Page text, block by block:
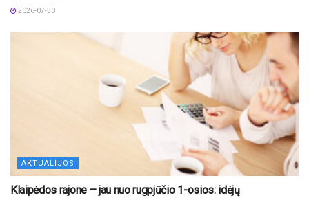
2026-07-30
AKTUALIJOS
Klaipėdos rajone – jau nuo rugpjūčio 1-osios: idėjų